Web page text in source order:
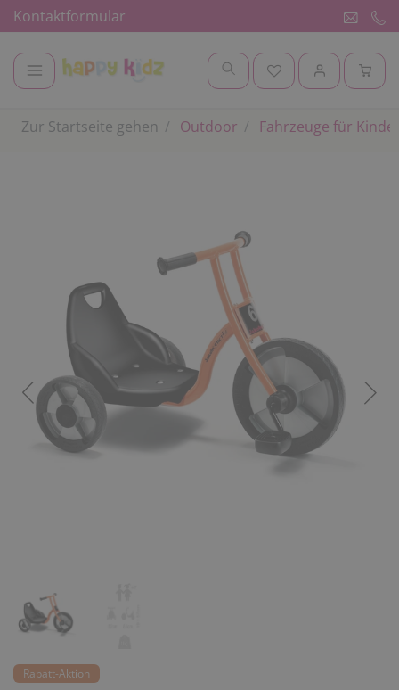
Kontaktformular
Zur Startseite gehen Outdoor Fahrzeuge für
Rabatt-Aktion